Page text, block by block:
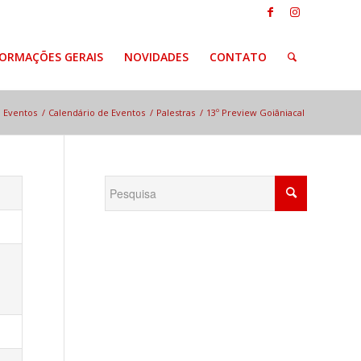
GERAIS NOVIDADES CONTATO
Eventos / Calendário de Eventos / Palestras / 13º Preview Goiâniacal